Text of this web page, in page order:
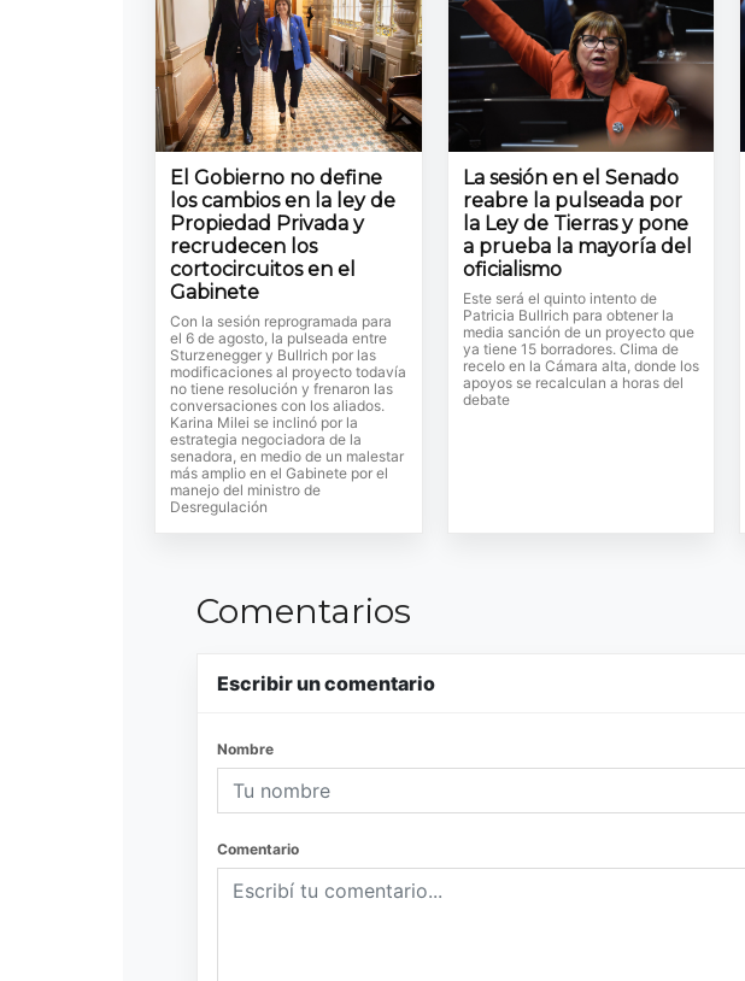
El Gobierno no define
los cambios en la ley de
Propiedad Privada y
recrudecen los
cortocircuitos en el
Gabinete
Con la sesión reprogramada para
el 6 de agosto, la pulseada entre
Sturzenegger y Bullrich por las
modificaciones al proyecto todavía
no tiene resolución y frenaron las
conversaciones con los aliados.
Karina Milei se inclinó por la
estrategia negociadora de la
senadora, en medio de un malestar
más amplio en el Gabinete por el
manejo del ministro de
Desregulación
La sesión en el Senado
reabre la pulseada por
la Ley de Tierras y pone
a prueba la mayoría del
oficialismo
Este será el quinto intento de
Patricia Bullrich para obtener la
media sanción de un proyecto que
ya tiene 15 borradores. Clima de
recelo en la Cámara alta, donde los
apoyos se recalculan a horas del
debate
Comentarios
Escribir un comentario
Nombre
Comentario